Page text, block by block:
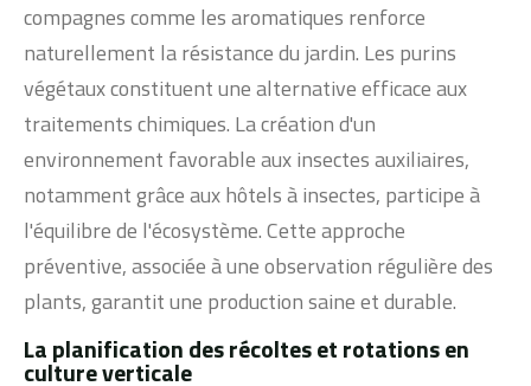
compagnes comme les aromatiques renforce
naturellement la résistance du jardin. Les purins
végétaux constituent une alternative efficace aux
traitements chimiques. La création d'un
environnement favorable aux insectes auxiliaires,
notamment grâce aux hôtels à insectes, participe à
l'équilibre de l'écosystème. Cette approche
préventive, associée à une observation régulière des
plants, garantit une production saine et durable.
La planification des récoltes et rotations en
culture verticale